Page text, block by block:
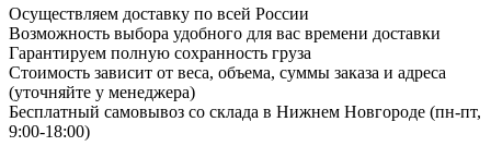
Осуществляем доставку по всей России
Возможность выбора удобного для вас времени доставки
Гарантируем полную сохранность груза
Стоимость зависит от веса, объема, суммы заказа и адреса
(уточняйте у менеджера)
Бесплатный самовывоз со склада в Нижнем Новгороде (пн-пт,
9:00-18:00)